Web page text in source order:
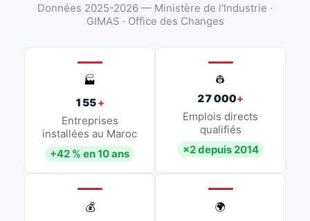
Données 2025-2026 — Ministère de l'Industrie ·
GIMAS · Office des Changes
🏭
155+
Entreprises
installées au Maroc
+42 % en 10 ans
👷
27 000+
Emplois directs
qualifiés
×2 depuis 2014
💰
🌍